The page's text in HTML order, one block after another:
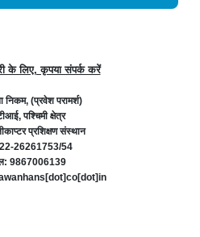
के लिए, कृपया संपर्क करें
निकम, (प्रवेश परामर्श)
पश्चिमी क्षेत्र
प्रशिक्षण संस्थान
26261753/54
9867006139